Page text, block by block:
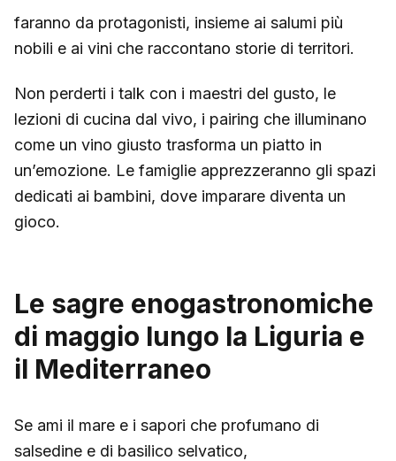
faranno da protagonisti, insieme ai salumi più
nobili e ai vini che raccontano storie di territori.
Non perderti i talk con i maestri del gusto, le
lezioni di cucina dal vivo, i pairing che illuminano
come un vino giusto trasforma un piatto in
un’emozione. Le famiglie apprezzeranno gli spazi
dedicati ai bambini, dove imparare diventa un
gioco.
Le sagre enogastronomiche
di maggio lungo la Liguria e
il Mediterraneo
Se ami il mare e i sapori che profumano di
salsedine e di basilico selvatico,